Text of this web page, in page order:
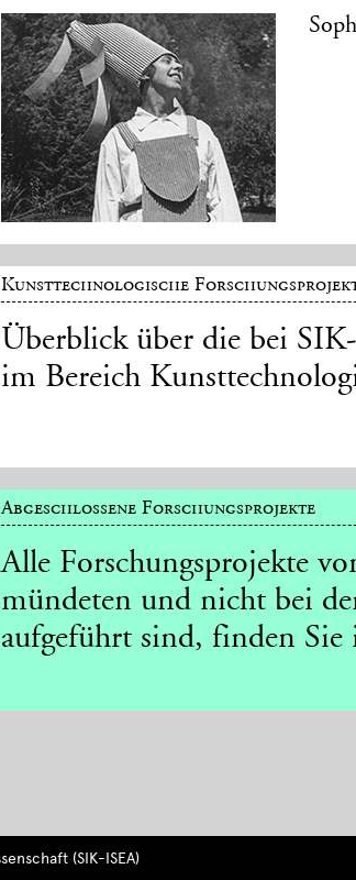
Kunsttechnologische
Überblick über die bei
im Bereich
Abgeschlossene Forschungsprojekte
Alle Forschungsprojekte
mündeten und nicht bei
aufgeführt sind, finden Sie
(SIK-ISEA)